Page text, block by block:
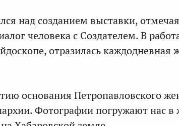
над созданием выставки,
человека с Создателем. В
отразилась каждодневная
основания Петропавловского
Фотографии погружают нас в